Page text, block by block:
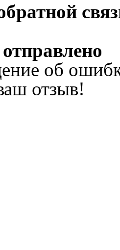
об
отзыв!